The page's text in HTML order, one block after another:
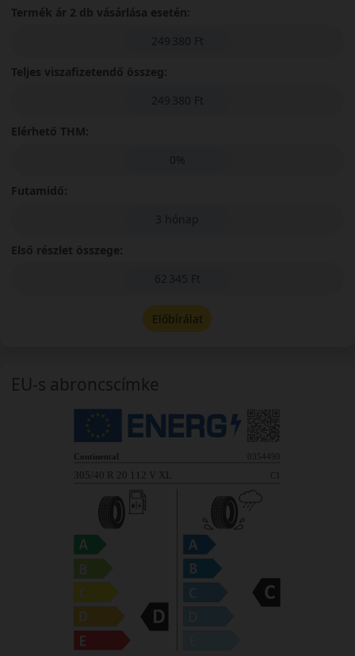
Termék ár 2 db vásárlása esetén:
249 380 Ft
Teljes viszafizetendő összeg:
249 380 Ft
Elérhető THM:
0%
Futamidő:
3 hónap
Első részlet összege:
62 345 Ft
Előbírálat
EU-s abroncscímke